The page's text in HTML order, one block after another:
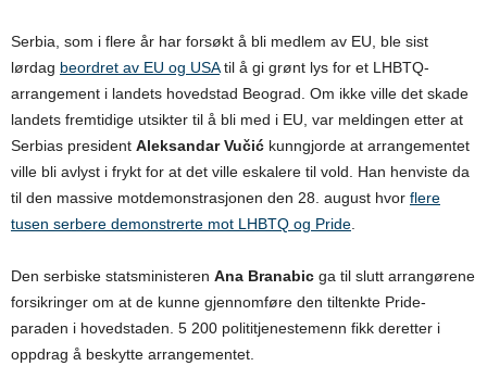
Serbia, som i flere år har forsøkt å bli medlem av EU, ble sist
lørdag beordret av EU og USAtil å gi grønt lys for et LHBTQ-
arrangement i landets hovedstad Beograd. Om ikke ville det skade
landets fremtidige utsikter til å bli med i EU, var meldingen etter at
Serbias president Aleksandar Vučić kunngjorde at arrangementet
ville bli avlyst i frykt for at det ville eskalere til vold. Han henviste da
til den massive motdemonstrasjonen den 28. august hvor flere
tusen serbere demonstrerte mot LHBTQ og Pride
Den serbiske statsministeren Ana Branabic ga til slutt arrangørene
forsikringer om at de kunne gjennomføre den tiltenkte Pride-
paraden i hovedstaden. 5 200 polititjenestemenn fikk deretter i
oppdrag å beskytte arrangementet.